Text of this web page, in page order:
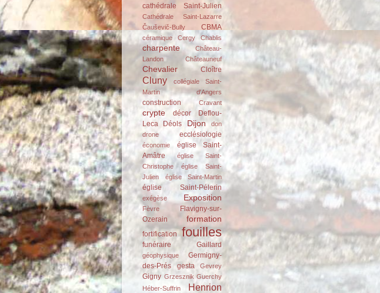
cathédrale Saint-Julien
Cathédrale Saint-Lazarre
Čauševič-Bully
CBMA
céramique Cergy Chablis
charpente
Château-
Landon
Châteauneuf
Chevalier Cloître
Cluny
collégiale Saint-
Martin d'Angers
construction Cravant
crypte décor
Deflou-
Leca
Déols Dijon
don
drone
ecclésiologie
économie
église Saint-
Amâtre
église Saint-
Christophe
église Saint-
Julien
église Saint-Martin
église Saint-Pélerin
exégèse Exposition
Fèvre
Flavigny-sur-
Ozerain
formation
fortification fouilles
funéraire Gaillard
géophysique
Germigny-
des-Prés
gesta Gevrey
Gigny Grzesznik Guerchy
Héber-Suffrin
Henrion